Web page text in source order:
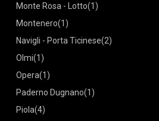
Monte Rosa - Lotto(1)
Montenero(1)
Navigli - Porta Ticinese(2)
Olmi(1)
Opera(1)
Paderno Dugnano(1)
Piola(4)